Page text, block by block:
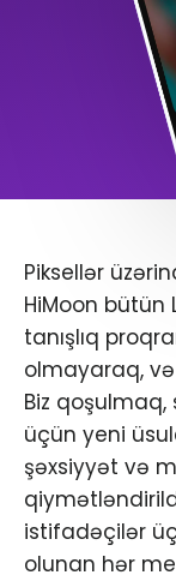
Piksellər
HiMoon bütün
tanışlıq
olmayaraq,
Biz
üçün yeni
şəxsiyyət və
istifadəçilər
olunan hər